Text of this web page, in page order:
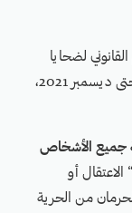
لضحايا
الاختفاء القسري، حيث وثقت منذ العام 2016 حتى ديسمبر 2021،
جميع الأشخاص
أو
من الحرية